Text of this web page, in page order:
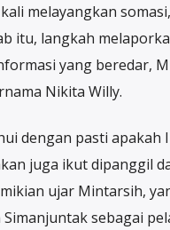
melayangkan
itu, langkah
yang beredar,
Nikita Willy.
dengan pasti
juga ikut dipanggil
ujar Mintarsih,
sebagai